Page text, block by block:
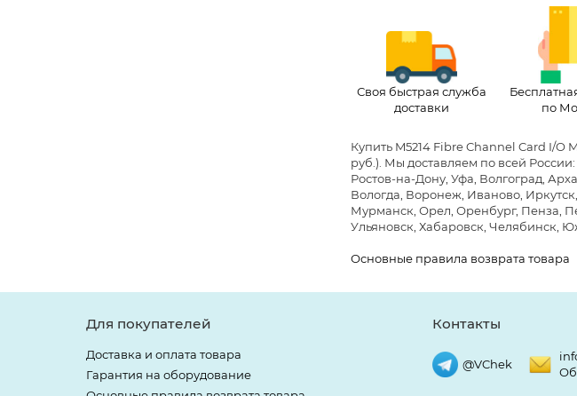
Своя быстрая служба
доставки
по
Купить M5214 Fibre Channel Card I/O
руб.) . Мы доставляем по всей
Ростов-на-Дону, Уфа, Волгоград,
Вологда, Воронеж, Иваново,
Мурманск, Орел, Оренбург, Пенза,
Ульяновск, Хабаровск, Челябинск,
Основные правила возврата товара
Для покупателей
Доставка и оплата товара
Гарантия на оборудование
Контакты
@VChek